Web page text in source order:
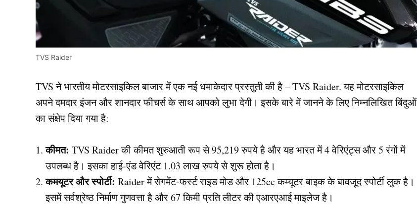
TVS Raider
TVS ने भारतीय मोटरसाइकिल बाजार में एक नई धमाकेदार प्रस्तुती की है – TVS Raider. यह मोटरसाइकिल
अपने दमदार इंजन और शानदार फीचर्स के साथ आपको लुभा देगी। इसके बारे में जानने के लिए निम्नलिखित बिंदुओं
का संक्षेप दिया गया है:
कीमत: TVS Raider की कीमत शुरुआती रूप से 95,219 रुपये है और यह भारत में 4 वेरिएंट्स और 5 रंगों में
उपलब्ध है। इसका हाई-एंड वेरिएंट 1.03 लाख रुपये से शुरू होता है।
कमयूटर और स्पोर्टी: Raider में सेगमेंट-फर्स्ट राइड मोड और 125cc कम्यूटर बाइक के बावजूद स्पोर्टी लुक है।
इसमें सर्वश्रेष्ठ निर्माण गुणवत्ता है और 67 किमी प्रति लीटर की एआरएआई माइलेज है।